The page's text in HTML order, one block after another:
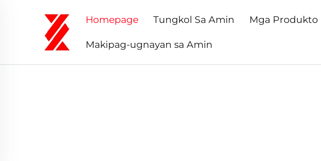
Homepage Tungkol Sa Amin Mga Produkto
Makipag-ugnayan sa Amin